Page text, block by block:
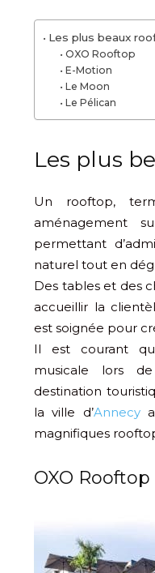
Les plus beaux
OXO Rooftop
E-Motion
Le Moon
Le Pélican
Les plus
Un rooftop,
aménagement
permettant
naturel tout en
Des tables et des
accueillir la
est soignée pour
Il est courant
musicale lors
destination
la ville d’Annecy
magnifiques
OXO Rooftop